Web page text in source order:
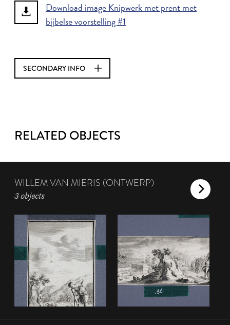
Download image Knipwerk met prent met
bijbelse voorstelling #1
SECONDARY INFO
RELATED OBJECTS
WILLEM VAN MIERIS (ONTWERP)
3 objects